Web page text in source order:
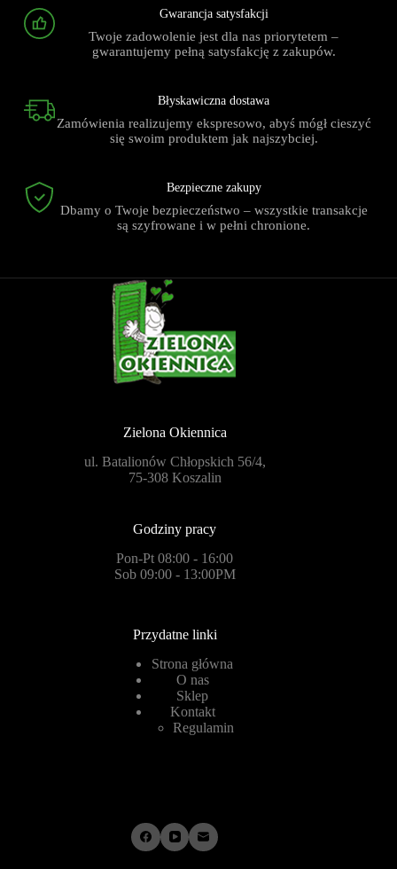
Gwarancja satysfakcji
Twoje zadowolenie jest dla nas priorytetem –
gwarantujemy pełną satysfakcję z zakupów.
Błyskawiczna dostawa
Zamówienia realizujemy ekspresowo, abyś mógł cieszyć
się swoim produktem jak najszybciej.
Bezpieczne zakupy
Dbamy o Twoje bezpieczeństwo – wszystkie transakcje
są szyfrowane i w pełni chronione.
Zielona Okiennica
ul. Batalionów Chłopskich 56/4,
75-308 Koszalin
Godziny pracy
Pon-Pt 08:00 - 16:00
Sob 09:00 - 13:00PM
Przydatne linki
Strona główna
O nas
Sklep
Kontakt
Regulamin